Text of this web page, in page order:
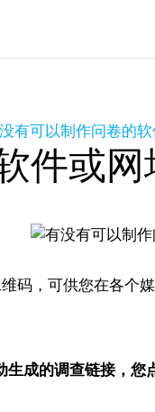
有可以制作问卷的软
件或网
码，可供您在各个
成的调查链接，您